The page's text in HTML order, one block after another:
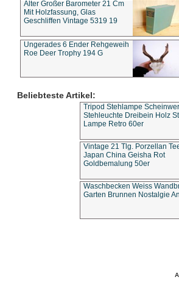
Alter Großer Barometer 21 Cm
Mit Holzfassung, Glas
Geschliffen Vintage 5319 19
Ungerades 6 Ender Rehgeweih
Roe Deer Trophy 194 G
Beliebteste Artikel:
Tripod Stehlampe
Stehleuchte Dreibein Holz
Lampe Retro 60er
Vintage 21 Tlg. Porzellan
Japan China Geisha Rot
Goldbemalung 50er
Waschbecken Weiss
Garten Brunnen Nostalgie